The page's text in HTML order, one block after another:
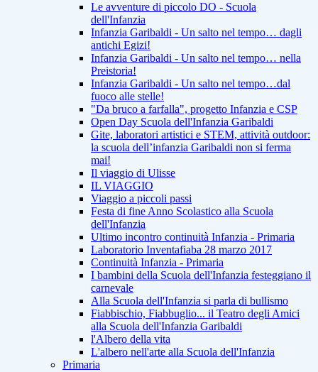
Le avventure di piccolo DO - Scuola
dell'Infanzia
Infanzia Garibaldi - Un salto nel tempo… dagli
antichi Egizi!
Infanzia Garibaldi - Un salto nel tempo… nella
Preistoria!
Infanzia Garibaldi - Un salto nel tempo…dal
fuoco alle stelle!
"Da bruco a farfalla", progetto Infanzia e CSP
Open Day Scuola dell'Infanzia Garibaldi
Gite, laboratori artistici e STEM, attività outdoor:
la scuola dell’infanzia Garibaldi non si ferma
mai!
Il viaggio di Ulisse
IL VIAGGIO
Viaggio a piccoli passi
Festa di fine Anno Scolastico alla Scuola
dell'Infanzia
Ultimo incontro continuità Infanzia - Primaria
Laboratorio Inventafiaba 28 marzo 2017
Continuità Infanzia - Primaria
I bambini della Scuola dell'Infanzia festeggiano il
carnevale
Alla Scuola dell'Infanzia si parla di bullismo
Fiabbischio, Fiabbuglio... il Teatro degli Amici
alla Scuola dell'Infanzia Garibaldi
l'Albero della vita
L'albero nell'arte alla Scuola dell'Infanzia
Primaria